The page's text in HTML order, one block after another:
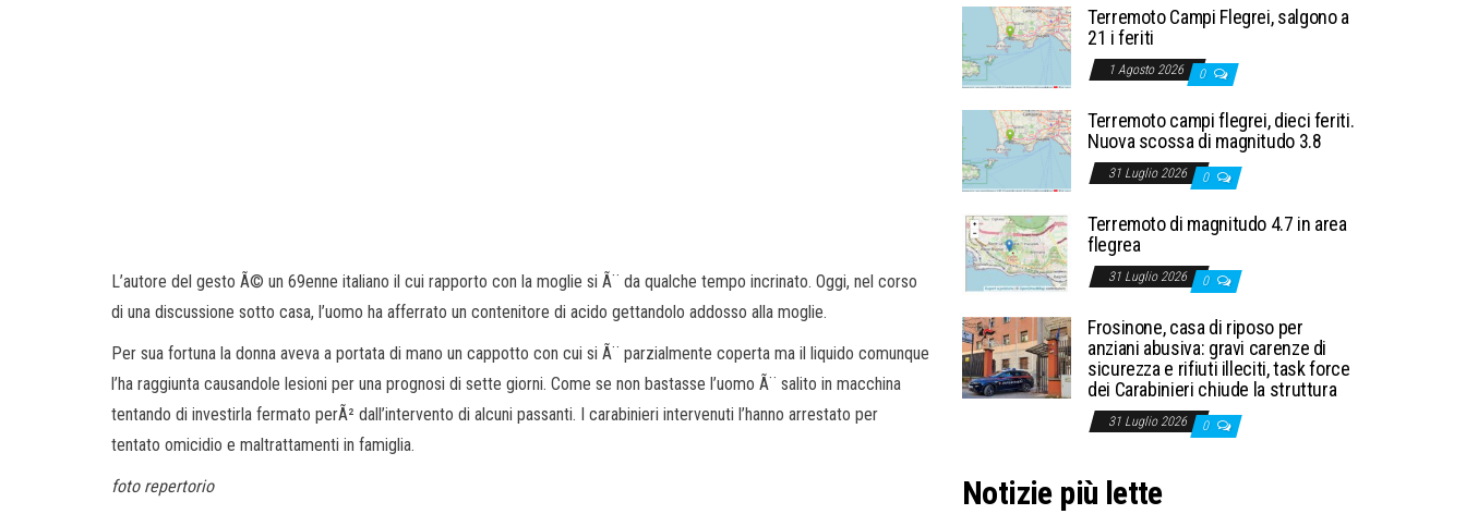
L’autore del gesto Ã© un 69enne italiano il cui rapporto con la moglie si Ã¨ da qualche tempo incrinato. Oggi, nel corso
di una discussione sotto casa, l’uomo ha afferrato un contenitore di acido gettandolo addosso alla moglie.
Per sua fortuna la donna aveva a portata di mano un cappotto con cui si Ã¨ parzialmente coperta ma il liquido comunque
l’ha raggiunta causandole lesioni per una prognosi di sette giorni. Come se non bastasse l’uomo Ã¨ salito in macchina
tentando di investirla fermato perÃ² dall’intervento di alcuni passanti. I carabinieri intervenuti l’hanno arrestato per
tentato omicidio e maltrattamenti in famiglia.
foto repertorio
Terremoto Campi Flegrei, salgono a
21 i feriti
1 Agosto 2026 0
Terremoto campi flegrei, dieci feriti.
Nuova scossa di magnitudo 3.8
31 Luglio 2026 0
Terremoto di magnitudo 4.7 in area
flegrea
31 Luglio 2026 0
Frosinone, casa di riposo per
anziani abusiva: gravi carenze di
sicurezza e rifiuti illeciti, task force
dei Carabinieri chiude la struttura
31 Luglio 2026 0
Notizie più lette